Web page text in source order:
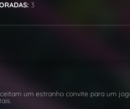
3
um estranho convite para um